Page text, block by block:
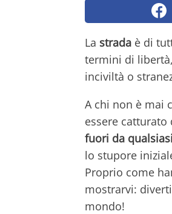
La strada è di
termini di
inciviltà o
A chi non è mai
essere
fuori da
lo stupore
Proprio come
mostrarvi:
mondo!